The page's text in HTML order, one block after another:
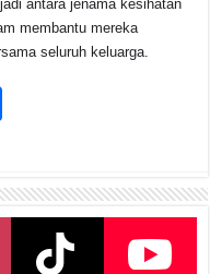
antara jenama kesihatan
membantu mereka
seluruh keluarga.
e